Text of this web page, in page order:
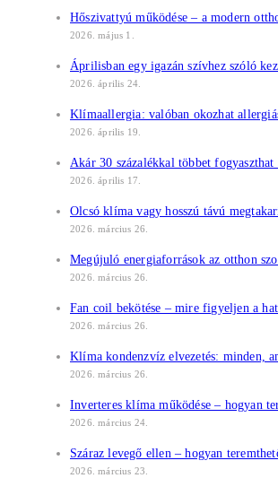
Hőszivattyú működése – a modern
2026. május 1.
Áprilisban egy igazán szívhez szóló
2026. április 24.
Klímaallergia: valóban okozhat
2026. április 19.
Akár 30 százalékkal többet
2026. április 17.
Olcsó klíma vagy hosszú távú
2026. március 26.
Megújuló energiaforrások az otthon
2026. március 26.
Fan coil bekötése – mire figyeljen a
2026. március 26.
Klíma kondenzvíz elvezetés: minden,
2026. március 26.
Inverteres klíma működése – hogyan
2026. március 24.
Száraz levegő ellen – hogyan
2026. március 23.